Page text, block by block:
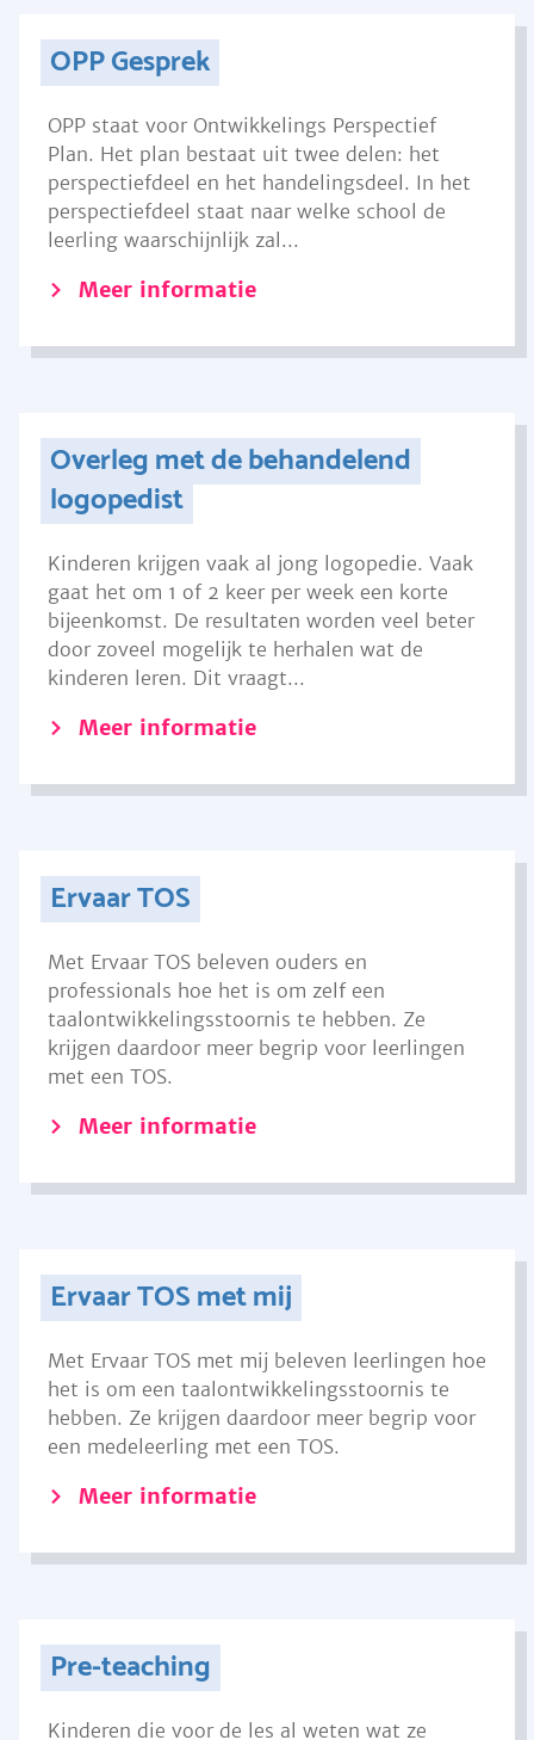
OPP Gesprek
OPP staat voor Ontwikkelings Perspectief
Plan. Het plan bestaat uit twee delen: het
perspectiefdeel en het handelingsdeel. In het
perspectiefdeel staat naar welke school de
leerling waarschijnlijk zal...
Meer informatie
Overleg met de behandelend
logopedist
Kinderen krijgen vaak al jong logopedie. Vaak
gaat het om 1 of 2 keer per week een korte
bijeenkomst. De resultaten worden veel beter
door zoveel mogelijk te herhalen wat de
kinderen leren. Dit vraagt...
Meer informatie
Ervaar TOS
Met Ervaar TOS beleven ouders en
professionals hoe het is om zelf een
taalontwikkelingsstoornis te hebben. Ze
krijgen daardoor meer begrip voor leerlingen
met een TOS.
Meer informatie
Ervaar TOS met mij
Met Ervaar TOS met mij beleven leerlingen hoe
het is om een taalontwikkelingsstoornis te
hebben. Ze krijgen daardoor meer begrip voor
een medeleerling met een TOS.
Meer informatie
Pre-teaching
Kinderen die voor de les al weten wat ze